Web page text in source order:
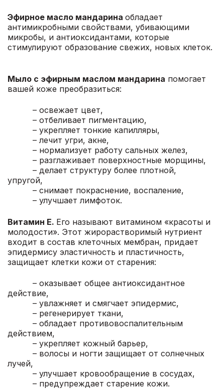
Эфирное масло мандарина обладает
антимикробными свойствами, убивающими
микробы, и антиоксидантами, которые
стимулируют образование свежих, новых клеток.
Мыло с эфирным маслом мандарина помогает
вашей коже преобразиться:
– освежает цвет,
– отбеливает пигментацию,
– укрепляет тонкие капилляры,
– лечит угри, акне,
– нормализует работу сальных желез,
– разглаживает поверхностные морщины,
– делает структуру более плотной,
упругой,
– снимает покраснение, воспаление,
– улучшает лимфоток.
Витамин Е. Его называют витамином «красоты и
молодости». Этот жирорастворимый нутриент
входит в состав клеточных мембран, придает
эпидермису эластичность и пластичность,
защищает клетки кожи от старения:
– оказывает общее антиоксидантное
действие,
– увлажняет и смягчает эпидермис,
– регенерирует ткани,
– обладает противовоспалительным
действием,
– укрепляет кожный барьер,
– волосы и ногти защищает от солнечных
лучей,
– улучшает кровообращение в сосудах,
– предупреждает старение кожи.